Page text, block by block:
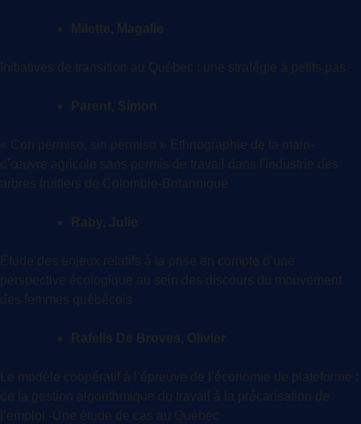
Milette, Magalie
Initiatives de transition au Québec : une stratégie à petits pas
Parent, Simon
« Con permiso, sin permiso » Ethnographie de la main-
d’œuvre agricole sans permis de travail dans l'industrie des
arbres fruitiers de Colombie-Britannique
Raby, Julie
Étude des enjeux relatifs à la prise en compte d’une
perspective écologique au sein des discours du mouvement
des femmes québécois
Rafelis De Broves, Olivier
Le modèle coopératif à l’épreuve de l’économie de plateforme :
de la gestion algorithmique du travail à la précarisation de
l’emploi -Une étude de cas au Québec